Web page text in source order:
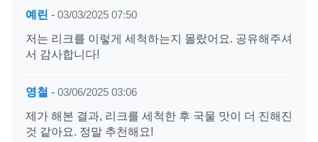
예린 - 03/03/2025 07:50
저는 리크를 이렇게 세척하는지 몰랐어요. 공유해주셔
서 감사합니다!
영철 - 03/06/2025 03:06
제가 해본 결과, 리크를 세척한 후 국물 맛이 더 진해진
것 같아요. 정말 추천해요!